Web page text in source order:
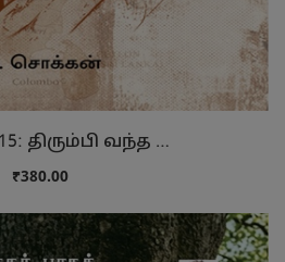
திரும்பி வந்த …
₹380.00